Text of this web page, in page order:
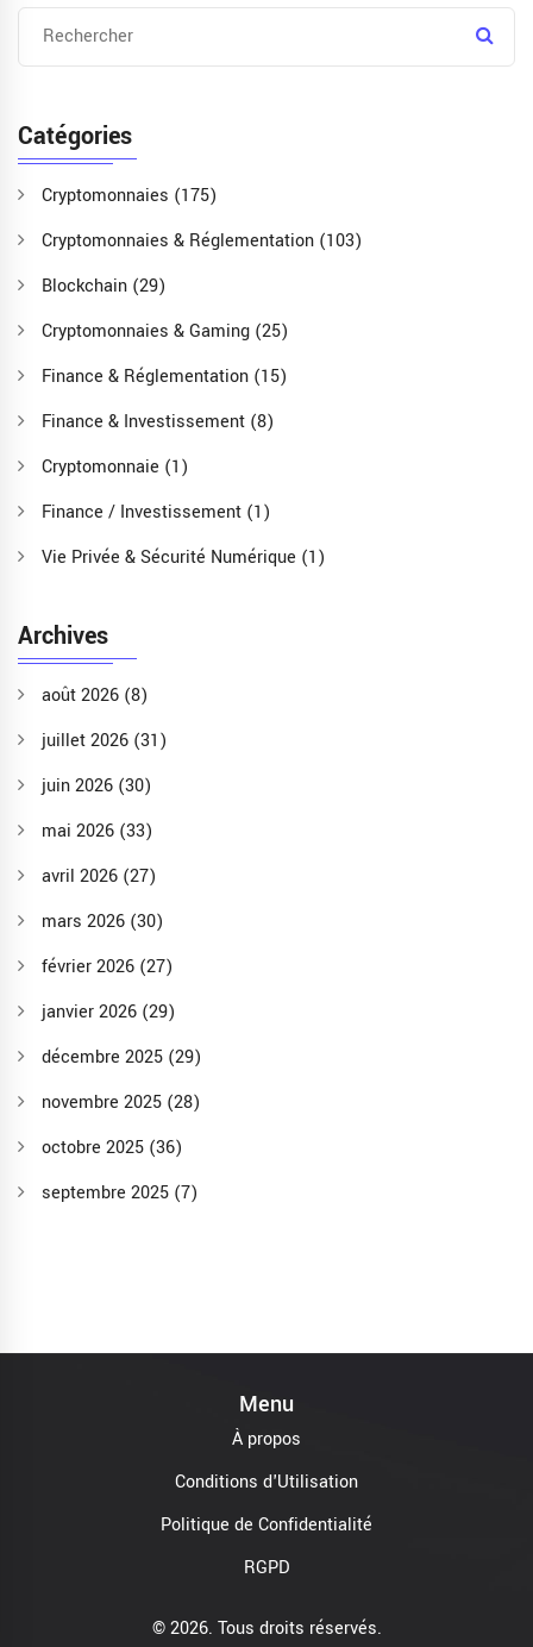
Catégories
Cryptomonnaies (175)
Cryptomonnaies & Réglementation (103)
Blockchain (29)
Cryptomonnaies & Gaming (25)
Finance & Réglementation (15)
Finance & Investissement (8)
Cryptomonnaie (1)
Finance / Investissement (1)
Vie Privée & Sécurité Numérique (1)
Archives
août 2026 (8)
juillet 2026 (31)
juin 2026 (30)
mai 2026 (33)
avril 2026 (27)
mars 2026 (30)
février 2026 (27)
janvier 2026 (29)
décembre 2025 (29)
novembre 2025 (28)
octobre 2025 (36)
septembre 2025 (7)
Menu
À propos
Conditions d'Utilisation
Politique de Confidentialité
RGPD
© 2026. Tous droits réservés.